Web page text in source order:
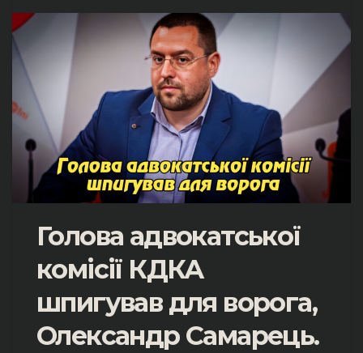
Голова адвокатської
комісії КДКА
шпигував для ворога,
Олександр Самарець.